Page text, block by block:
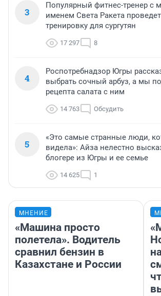
3
Популярный фитнес-тренер с
именем Света Ракета
тренировку для сургутян
17 297 8
4
Роспотребнадзор Югры
выбрать сочный арбуз, а мы
рецепта салата с ним
14 763 Обсудить
5
«Это самые странные люди,
видела»: Айза нелестно
блогере из Югры и ее семье
14 625 1
МНЕНИЕ
«Машина просто
полетела». Водитель
сравнил бензин в
Казахстане и России